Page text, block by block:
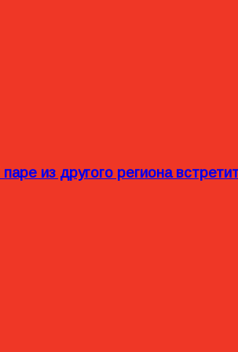
из другого региона